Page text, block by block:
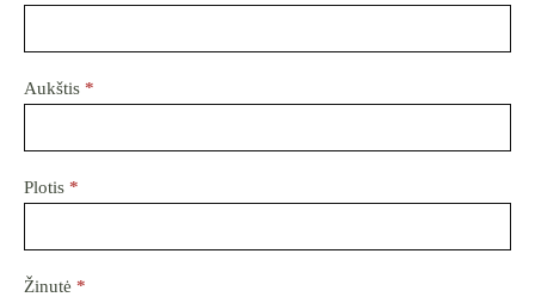
Aukštis *
Plotis *
Žinutė *